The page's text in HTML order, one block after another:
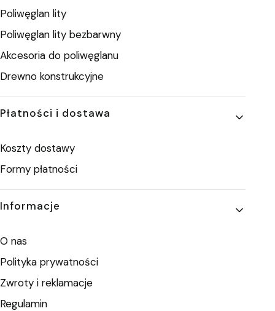
Poliwęglan lity
Poliwęglan lity bezbarwny
Akcesoria do poliwęglanu
Drewno konstrukcyjne
Płatności i dostawa
Koszty dostawy
Formy płatności
Informacje
O nas
Polityka prywatności
Zwroty i reklamacje
Regulamin